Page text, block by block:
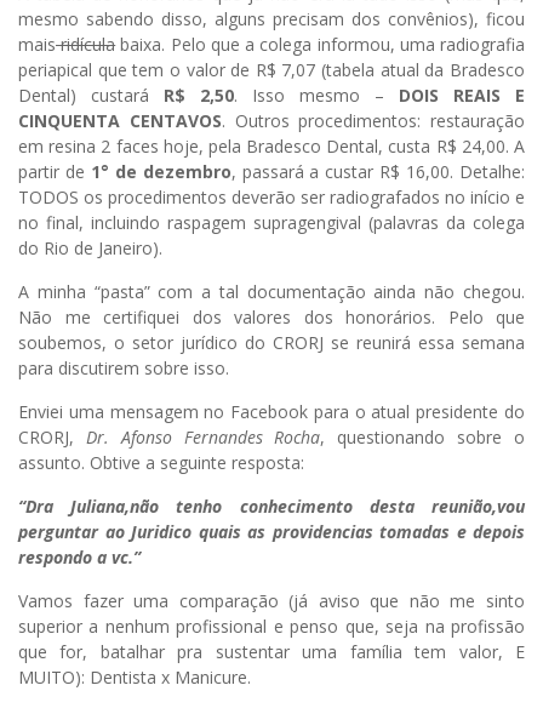
mesmo sabendo disso, alguns precisam dos convênios), ficou
maisridículabaixa. Pelo que a colega informou, uma radiografia
periapical que tem o valor de R$ 7,07 (tabela atual da Bradesco
Dental) custará R$ 2,50. Isso mesmo – DOIS REAIS E
CINQUENTA CENTAVOS. Outros procedimentos: restauração
em resina 2 faces hoje, pela Bradesco Dental, custa R$ 24,00. A
partir de 1° de dezembro, passará a custar R$ 16,00. Detalhe:
TODOS os procedimentos deverão ser radiografados no início e
no final, incluindo raspagem supragengival (palavras da colega
do Rio de Janeiro).
A minha “pasta” com a tal documentação ainda não chegou.
Não me certifiquei dos valores dos honorários. Pelo que
soubemos, o setor jurídico do CRORJ se reunirá essa semana
para discutirem sobre isso.
Enviei uma mensagem no Facebook para o atual presidente do
CRORJ, Dr. Afonso Fernandes Rocha, questionando sobre o
assunto. Obtive a seguinte resposta:
“Dra Juliana,não tenho conhecimento desta reunião,vou
perguntar ao Juridico quais as providencias tomadas e depois
respondo a vc.”
Vamos fazer uma comparação (já aviso que não me sinto
superior a nenhum profissional e penso que, seja na profissão
que for, batalhar pra sustentar uma família tem valor, E
MUITO): Dentista x Manicure.